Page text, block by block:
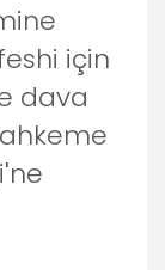
için
dava